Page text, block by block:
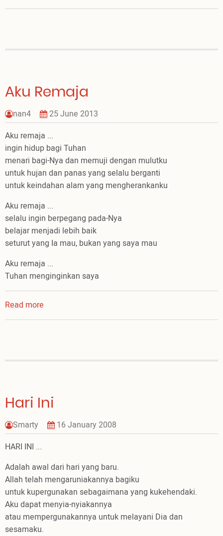
Susah
Aku Remaja
nan4
25 June 2013
Aku remaja ...
ingin hidup bagi Tuhan
menari bagi-Nya dan memuji dengan mulutku
untuk hujan dan panas yang selalu berganti
untuk keindahan alam yang mengherankanku
Aku remaja ...
selalu ingin berpegang pada-Nya
belajar menjadi lebih baik
seturut yang Ia mau, bukan yang saya mau
Aku remaja ...
Tuhan menginginkan saya
Read more
Aku
Hari Ini
Smarty
16 January 2008
HARI INI ...
Adalah awal dari hari yang baru.
Allah telah mengaruniakannya bagiku
untuk kupergunakan sebagaimana yang kukehendaki.
Aku dapat menyia-nyiakannya
atau mempergunakannya untuk melayani Dia dan
sesamaku.